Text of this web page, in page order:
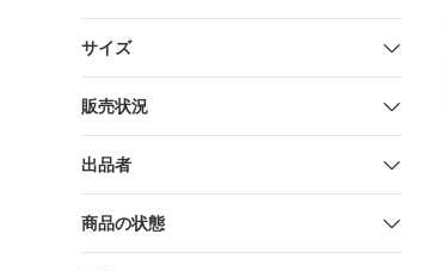
サイズ
販売状況
出品者
商品の状態